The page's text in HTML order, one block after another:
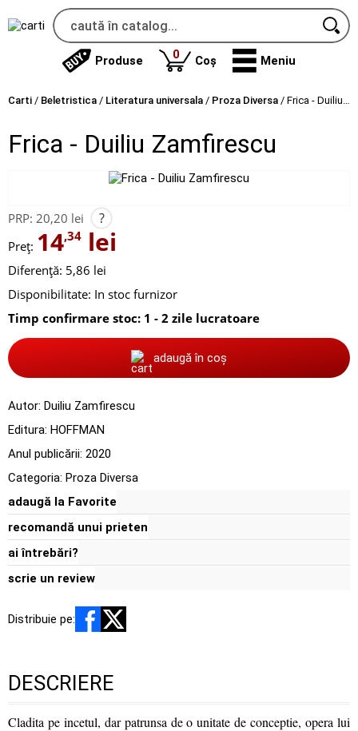
Produse 0produse
Coș Meniu
Carti / Beletristica / Literatura universala / Proza Diversa / Frica - Duiliu Zamfirescu
Frica - Duiliu Zamfirescu
PRP: 20,20 lei ?
Preț: 14,34 lei
Diferență: 5,86 lei
Disponibilitate: In stoc furnizor
Timp confirmare stoc: 1 - 2 zile lucratoare
adaugă în coș
Autor: Duiliu Zamfirescu
Editura: HOFFMAN
Anul publicării: 2020
Categoria: Proza Diversa
adaugă la Favorite
recomandă unui prieten
ai întrebări?
scrie un review
Distribuie pe:
DESCRIERE
Cladita pe incetul, dar patrunsa de o unitate de conceptie, opera lui